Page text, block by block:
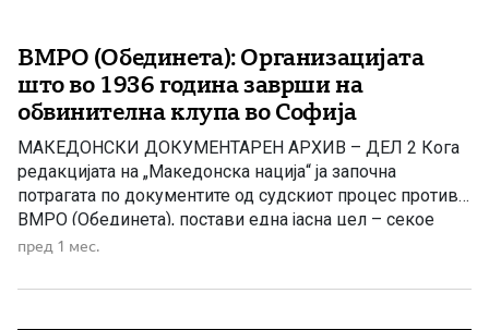
ВМРО (Обединета): Организацијата
што во 1936 година заврши на
обвинителна клупа во Софија
МАКЕДОНСКИ ДОКУМЕНТАРЕН АРХИВ – ДЕЛ 2 Кога
редакцијата на „Македонска нација“ ја започна
потрагата по документите од судскиот процес против
ВМРО (Обединета), постави една јасна цел – секое
продолжение да се темели врз оригинални историски
го даде првиот значаен резултат. Станува збор за
пред 1 мес.